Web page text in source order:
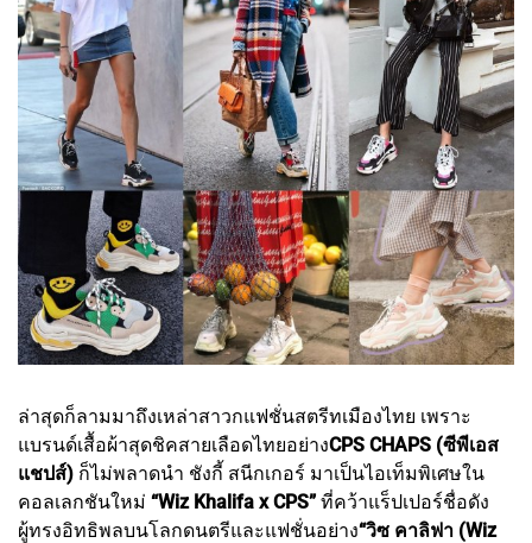
ล่าสุดก็ลามมาถึงเหล่าสาวกแฟชั่นสตรีทเมืองไทย เพราะ
แบรนด์เสื้อผ้าสุดชิคสายเลือดไทยอย่างCPS CHAPS (ซีพีเอส
แชปส์) ก็ไม่พลาดนำ ชังกี้ สนีกเกอร์ มาเป็นไอเท็มพิเศษใน
คอลเลกชันใหม่ “Wiz Khalifa x CPS” ที่คว้าแร็ปเปอร์ชื่อดัง
ผู้ทรงอิทธิพลบนโลกดนตรีและแฟชั่นอย่าง“วิซ คาลิฟา (Wiz